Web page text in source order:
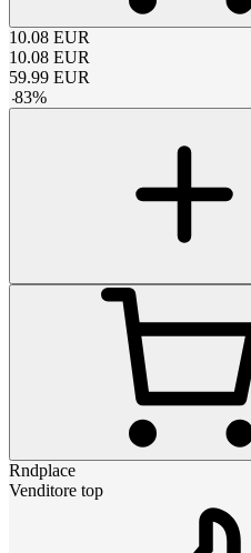
10.08 EUR
10.08 EUR
59.99 EUR
-83%
Rndplace
Venditore top